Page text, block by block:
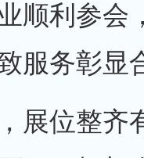
顺利参会
服务彰显
位整齐